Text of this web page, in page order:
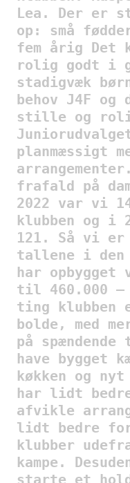
Lea. Der er
op: små
fem årig Det
rolig godt i
stadigvæk
behov J4F og
stille og
planmæssigt
frafald på
2022 var vi
klubben og i
121. Så vi
tallene i den
har opbygget
til 460.000 –
ting klubben
bolde, med
på
have bygget
køkken og
har lidt
afvikle
lidt bedre
klubber
kampe.
starte et